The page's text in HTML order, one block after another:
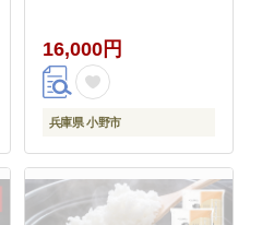
わり
16,000円
兵庫県 小野市